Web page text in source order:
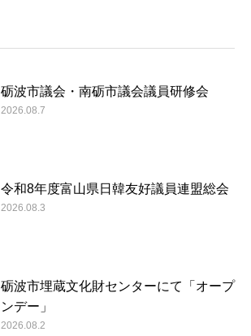
砺波市議会・南砺市議会議員研修会
2026.08.7
令和8年度富山県日韓友好議員連盟総会
2026.08.3
砺波市埋蔵文化財センターにて「オープ
ンデー」
2026.08.2